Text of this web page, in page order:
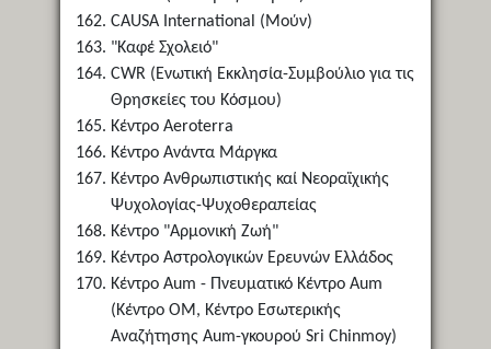
CAUSA International (Μούν)
"Καφέ Σχολειό"
CWR (Ενωτική Εκκλησία-Συμβούλιο για τις
Θρησκείες του Κόσμου)
Κέντρο Aeroterra
Κέντρο Ανάντα Μάργκα
Κέντρο Ανθρωπιστικής καί Νεοραϊχικής
Ψυχολογίας-Ψυχοθεραπείας
Κέντρο "Αρμονική Ζωή"
Κέντρο Αστρολογικών Ερευνών Ελλάδος
Κέντρο Aum - Πνευματικό Κέντρο Aum
(Κέντρο ΟΜ, Κέντρο Εσωτερικής
Αναζήτησης Aum-γκουρού Sri Chinmoy)